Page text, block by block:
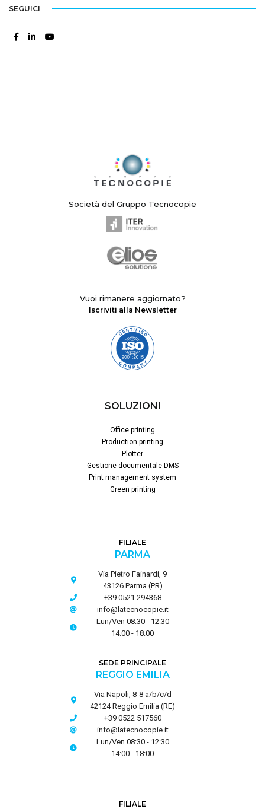
SEGUICI
Società del Gruppo Tecnocopie
Vuoi rimanere aggiornato?
Iscriviti alla Newsletter
SOLUZIONI
Office printing
Production printing
Plotter
Gestione documentale DMS
Print management system
Green printing
FILIALE
PARMA
Via Pietro Fainardi, 9
43126 Parma (PR)
+39 0521 294368
info@latecnocopie.it
Lun/Ven 08:30 - 12:30
14:00 - 18:00
SEDE PRINCIPALE
REGGIO EMILIA
Via Napoli, 8-8 a/b/c/d
42124 Reggio Emilia (RE)
+39 0522 517560
info@latecnocopie.it
Lun/Ven 08:30 - 12:30
14:00 - 18:00
FILIALE